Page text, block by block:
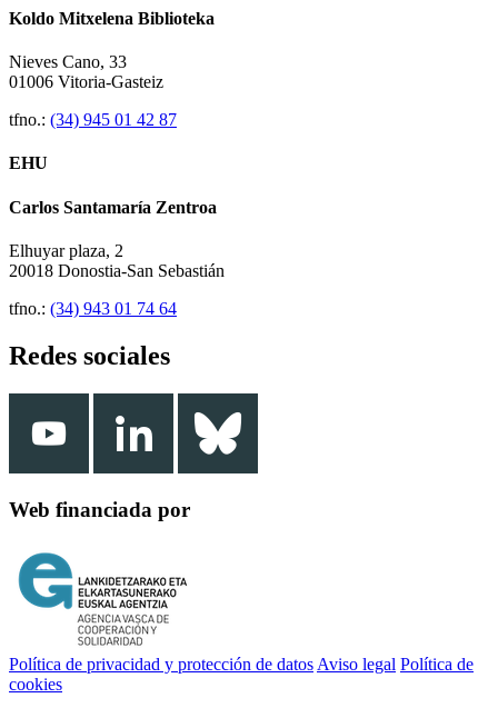
Koldo Mitxelena Biblioteka
Nieves Cano, 33
01006 Vitoria-Gasteiz
tfno.: (34) 945 01 42 87
EHU
Carlos Santamaría Zentroa
Elhuyar plaza, 2
20018 Donostia-San Sebastián
tfno.: (34) 943 01 74 64
Redes sociales
Web financiada por
Política de privacidad y protección de datos Aviso legal Política de
cookies